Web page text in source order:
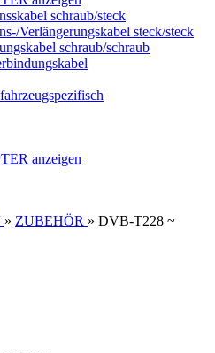
schraub/steck
Verlängerungskabel steck/steck
schraub/schraub
anzeigen
» ZUBEHÖR » DVB-T228 ~